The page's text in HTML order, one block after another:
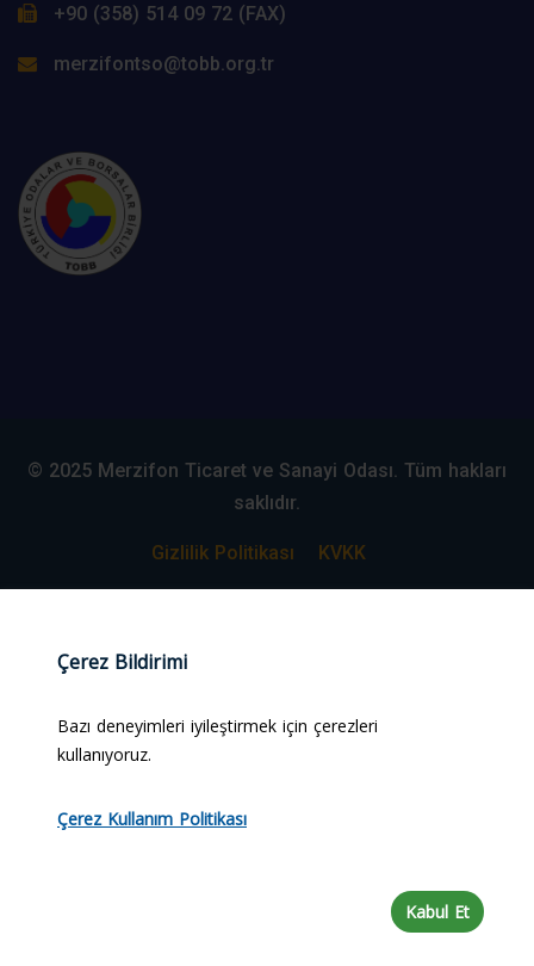
+90 (358) 514 09 72 (FAX)
merzifontso@tobb.org.tr
© 2025 Merzifon Ticaret ve Sanayi Odası. Tüm hakları
saklıdır.
Gizlilik Politikası KVKK
Çerez Bildirimi
Bazı deneyimleri iyileştirmek için çerezleri
kullanıyoruz.
Çerez Kullanım Politikası
Kabul Et